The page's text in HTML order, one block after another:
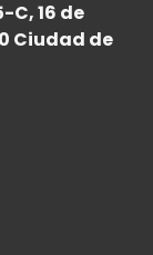
C, 16 de
Ciudad de